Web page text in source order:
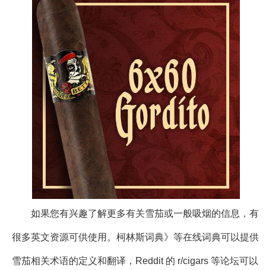
如果您有兴趣了解更多有关雪茄或一般吸烟的信息，有
很多英文资源可供使用。柯林斯词典》等在线词典可以提供
雪茄相关术语的定义和翻译，Reddit 的 r/cigars 等论坛可以